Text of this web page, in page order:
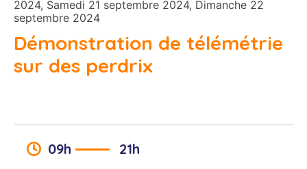
2024, Samedi 21 septembre 2024, Dimanche 22
septembre 2024
Démonstration de télémétrie
sur des perdrix
09h 21h